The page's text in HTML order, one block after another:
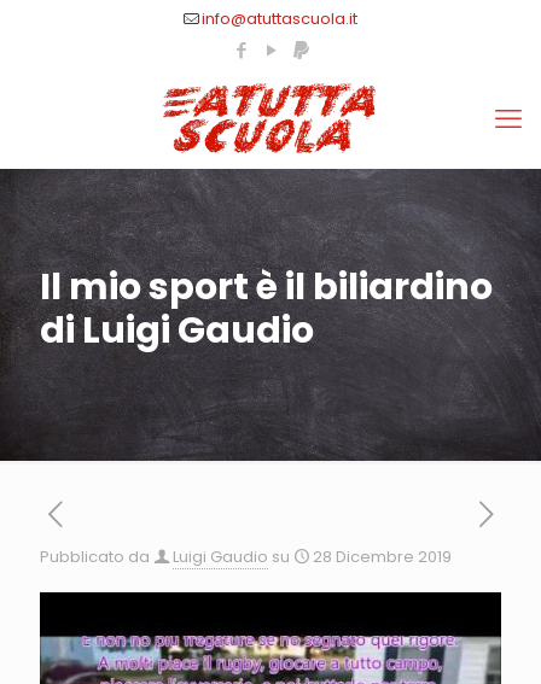
info@atuttascuola.it
Il mio sport è il biliardino
di Luigi Gaudio
Pubblicato da Luigi Gaudio su 28 Dicembre 2019